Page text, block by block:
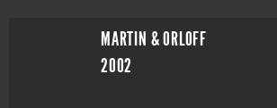
MARTIN & ORLOFF
2002